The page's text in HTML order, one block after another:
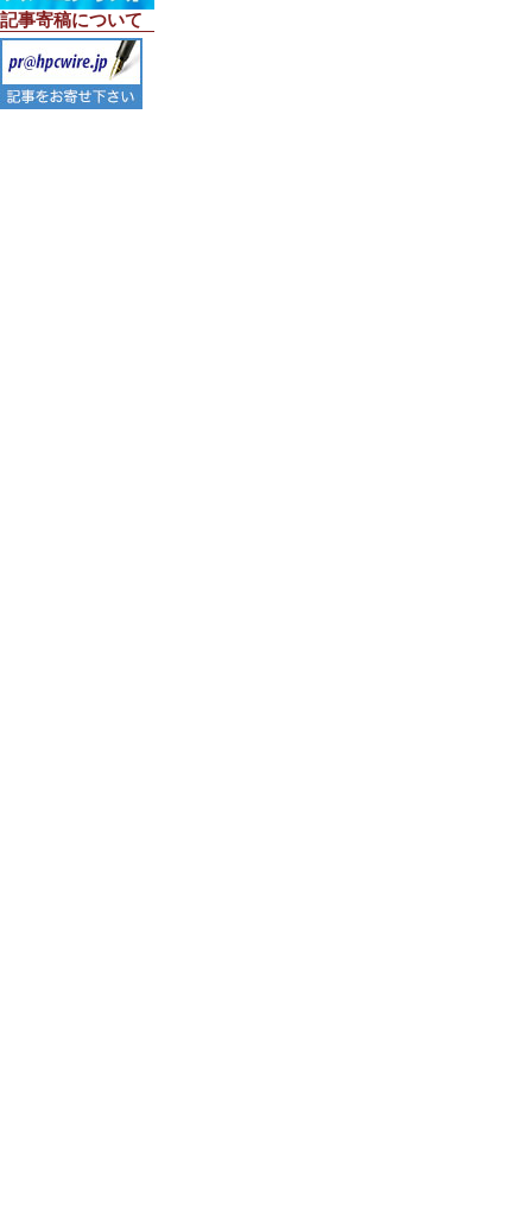
記事寄稿について